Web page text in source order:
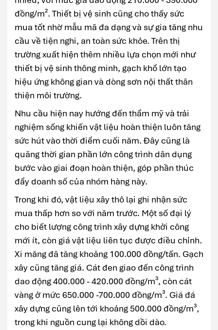
đồng/m². Thiết bị vệ sinh cũng cho thấy sức
mua tốt nhờ mẫu mã đa dạng và sự gia tăng nhu
cầu về tiện nghi, an toàn sức khỏe. Trên thị
trường xuất hiện thêm nhiều lựa chọn mới như
thiết bị vệ sinh thông minh, gạch khổ lớn tạo
hiệu ứng không gian và dòng sơn nội thất thân
thiện môi trường.
Nhu cầu hiện nay hướng đến thẩm mỹ và trải
nghiệm sống khiến vật liệu hoàn thiện luôn tăng
sức hút vào thời điểm cuối năm. Đây cũng là
quãng thời gian phần lớn công trình dân dụng
bước vào giai đoạn hoàn thiện, góp phần thúc
đẩy doanh số của nhóm hàng này.
Trong khi đó, vật liệu xây thô lại ghi nhận sức
mua thấp hơn so với năm trước. Một số đại lý
cho biết lượng công trình xây dựng khởi công
mới ít, còn giá vật liệu liên tục được điều chỉnh.
Xi măng đã tăng khoảng 100.000 đồng/tấn. Gạch
xây cũng tăng giá. Cát đen giao đến công trình
dao động 400.000 - 420.000 đồng/m³, còn cát
vàng ở mức 650.000 -700.000 đồng/m³. Giá đá
xây dựng cũng lên tới khoảng 500.000 đồng/m³,
trong khi nguồn cung lại không dồi dào.